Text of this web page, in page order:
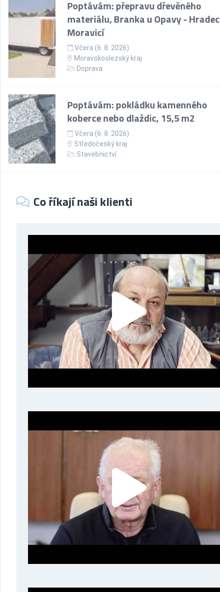
Poptávám: přepravu dřevěného
materiálu, Branka u Opavy -
Moravicí
Včera (6. 8. 2026)
Moravskoslezský kraj
Doprava
Poptávám: pokládku kamenného
koberce nebo dlaždic, 15,5 m2
Včera (6. 8. 2026)
Středočeský kraj
Stavebnictví
Co říkají naši klienti